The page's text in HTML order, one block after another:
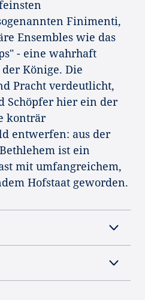
Finimenti,
Ensembles wie das
- eine wahrhaft
Könige. Die
Pracht verdeutlicht,
Schöpfer hier ein der
konträr
entwerfen: aus der
ist ein
mit umfangreichem,
Hofstaat geworden.